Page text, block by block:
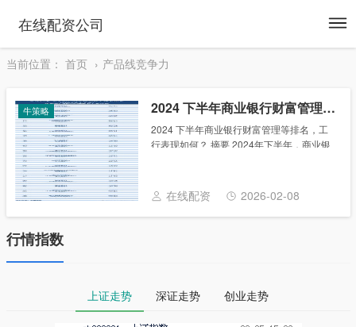
在线配资公司
当前位置： 首页 产品线竞争力
牛策略 2024 下半年商业银行财富管理等排名，工行表现如何？
2024 下半年商业银行财富管理等排名，工
行表现如何？ 摘要 2024年下半年，商业银
名前五的分别是招商银行、中国光大银
行......
在线配资 2026-02-08
行情指数
上证走势 深证走势 创业走势